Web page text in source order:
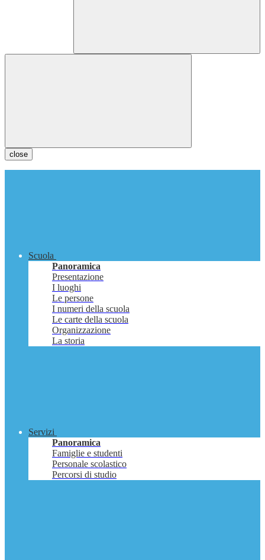
close
Scuola
Panoramica
Presentazione
I luoghi
Le persone
I numeri della scuola
Le carte della scuola
Organizzazione
La storia
Servizi
Panoramica
Famiglie e studenti
Personale scolastico
Percorsi di studio